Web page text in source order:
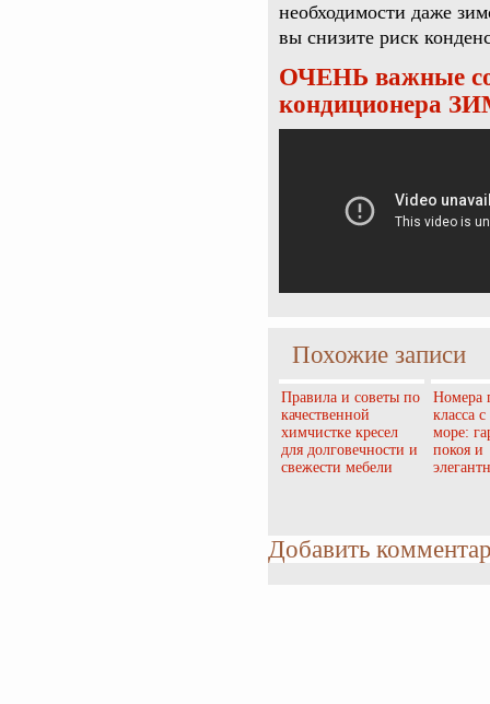
необходимости даже
вы снизите риск
ОЧЕНЬ важные
кондиционера
Похожие записи
Правила и советы по
качественной
химчистке кресел
для долговечности и
свежести мебели
Номера
класса
море:
покоя и
Добавить